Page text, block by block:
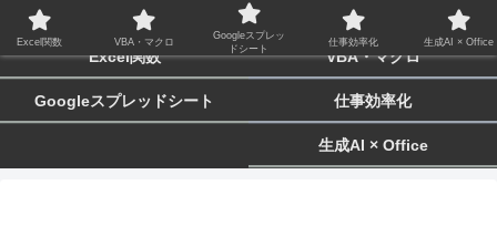
biz-tactics
Excel関数 VBA・マクロ
Googleスプレッドシート 仕事効率化
生成AI × Office
Excel関数 VBA・マクロ
Googleスプレッ
ドシート
仕事効率化 生成AI × Office